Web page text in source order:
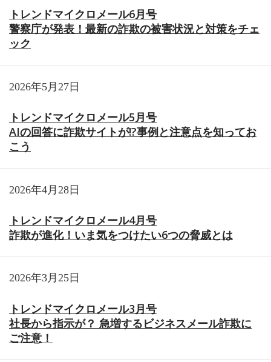
トレンドマイクロメール6月号
警察庁が発表！最新の詐欺の被害状況と対策をチェ
ック
2026年5月27日
トレンドマイクロメール5月号
AIの回答に詐欺サイトが!?事例と注意点を知ってお
こう
2026年4月28日
トレンドマイクロメール4月号
詐欺が進化！いま気をつけたい6つの脅威とは
2026年3月25日
トレンドマイクロメール3月号
社長から指示が？ 急増するビジネスメール詐欺に
ご注意！